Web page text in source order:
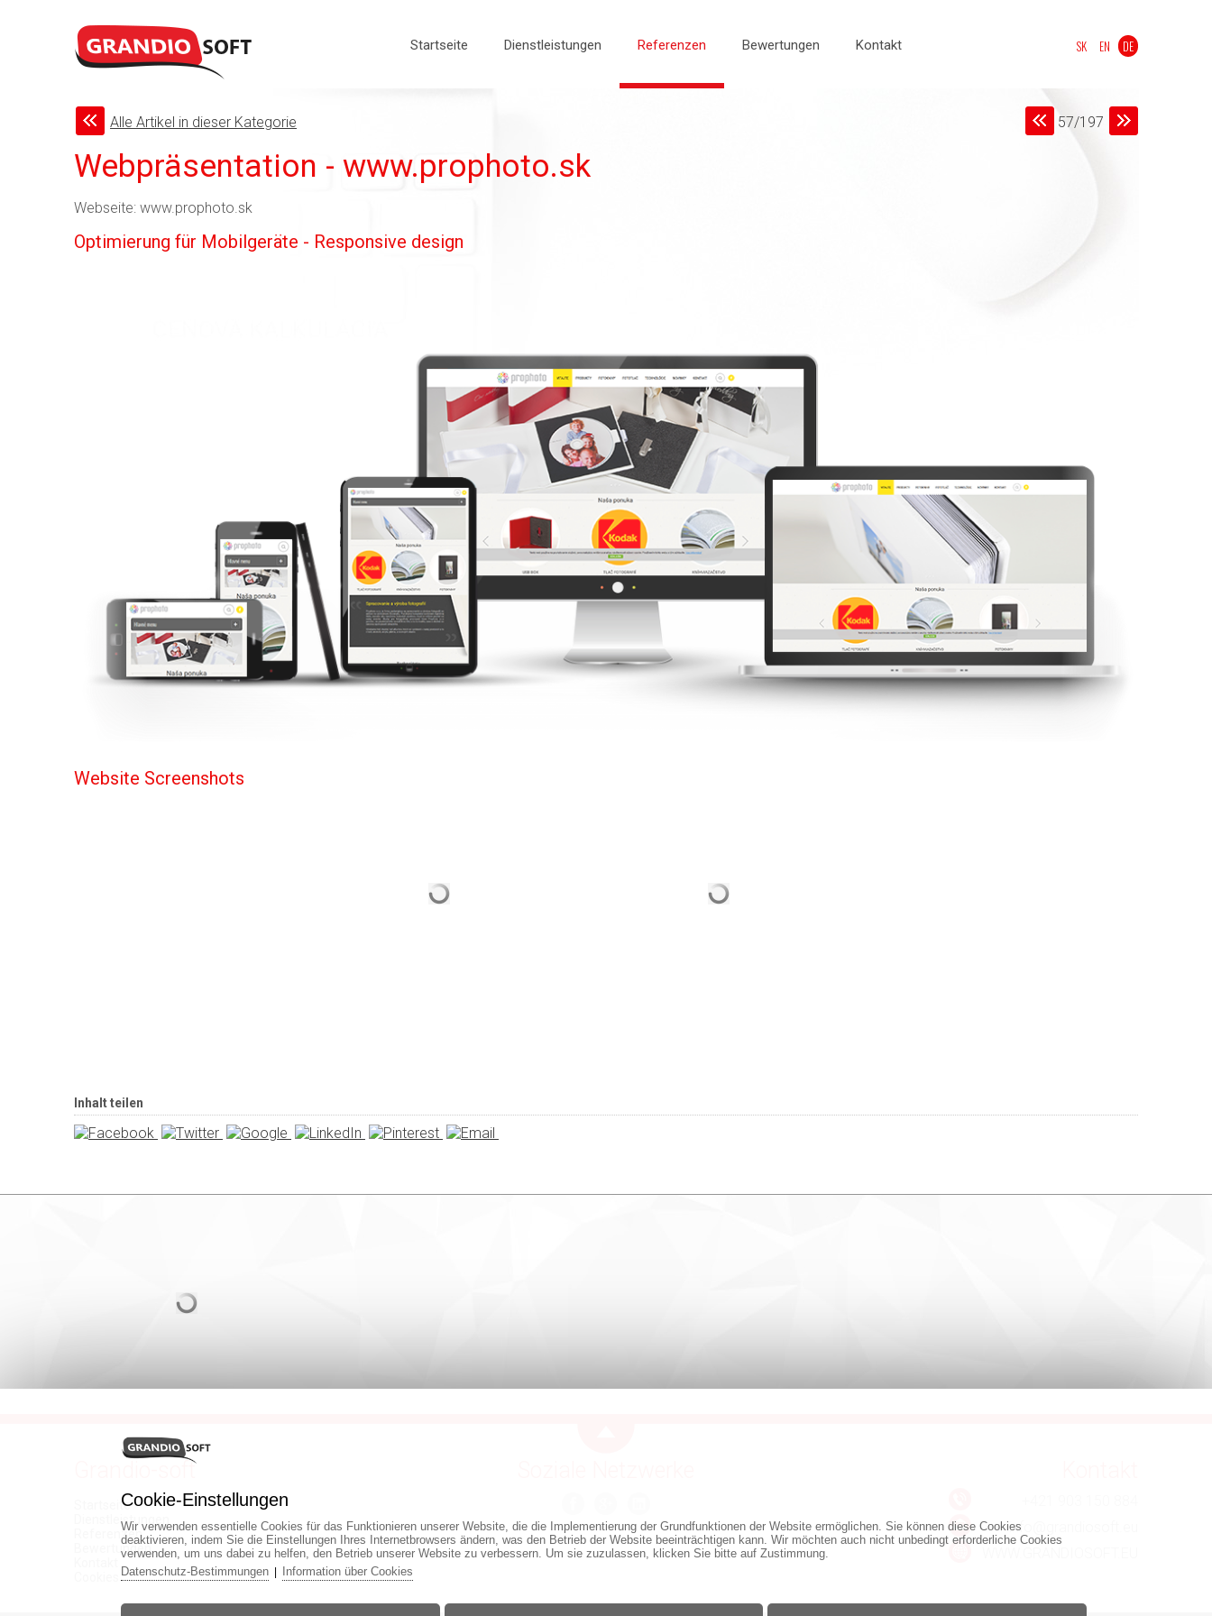
SK EN DE
Startseite Dienstleistungen Referenzen Bewertungen Kontakt
Alle Artikel in dieser Kategorie 57/197
Webpräsentation - www.prophoto.sk
Webseite: www.prophoto.sk
Optimierung für Mobilgeräte - Responsive design
Website Screenshots
Inhalt teilen
Grandio-soft
Startseite
Dienstleistungen
Referenzen
Bewertungen
info@grandiosoft.eu
Cookie-Einstellungen
Wir verwenden essentielle Cookies für das Funktionieren unserer Website, die die Implementierung der Grundfunktionen der Website ermöglichen. Sie können diese Cookies
deaktivieren, indem Sie die Einstellungen Ihres Internetbrowsers ändern, was den Betrieb der Website beeinträchtigen kann. Wir möchten auch nicht unbedingt erforderliche Cookies
verwenden, um uns dabei zu helfen, den Betrieb unserer Website zu verbessern. Um sie zuzulassen, klicken Sie bitte auf Zustimmung.
Datenschutz-Bestimmungen
Information über Cookies